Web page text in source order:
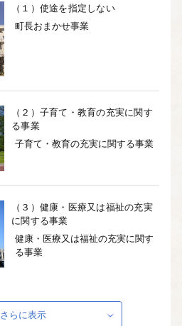
（１）使途を指定しない
町長おまかせ事業
（２）子育て・教育の充実に関す
る事業
子育て・教育の充実に関する事業
（３）健康・医療又は福祉の充実
に関する事業
健康・医療又は福祉の充実に関す
る事業
（４）安心・安全なまちづくりの
実現に関する事業
さらに表示